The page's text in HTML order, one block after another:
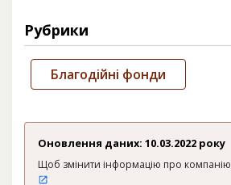
Рубрики
Благодійні фонди
Оновлення даних: 10.03.2022 року
Щоб змінити інформацію про компанію